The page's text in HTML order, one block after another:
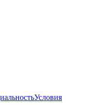
Условия